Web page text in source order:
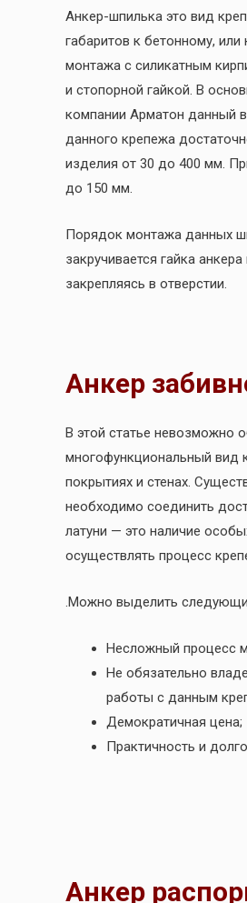
Анкер-шпилька это вид
габаритов к бетонному,
монтажа с силикатным
и стопорной гайкой. В
компании Арматон данный
данного крепежа
изделия от 30 до 400 мм.
до 150 мм.
Порядок монтажа данных
закручивается гайка
закрепляясь в отверстии.
Анкер
В этой статье невозможно
многофункциональный вид
покрытиях и стенах.
необходимо соединить
латуни — это наличие
осуществлять процесс
.Можно выделить
Несложный процесс
Не обязательно
работы с данным
Демократичная цена;
Практичность и
Анкер